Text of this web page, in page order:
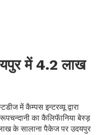
में 4.2 लाख
में कैम्पस इन्टरव्यू द्वारा
का कैलिफॅानिया बेस्ड़
के सालाना पैकेज पर उदयपुर